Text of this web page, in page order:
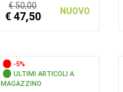
€ 50,00
€ 47,50 NUOVO
-5%
ULTIMI ARTICOLI A
MAGAZZINO